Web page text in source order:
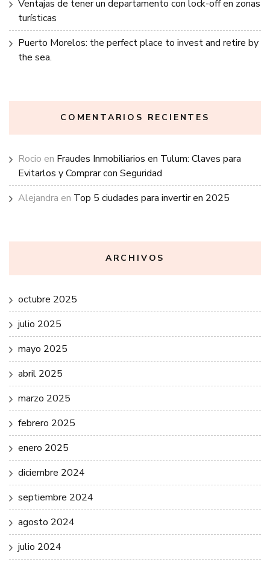
Ventajas de tener un departamento con lock-off en zonas
turísticas
Puerto Morelos: the perfect place to invest and retire by
the sea.
COMENTARIOS RECIENTES
Rocio en Fraudes Inmobiliarios en Tulum: Claves para
Evitarlos y Comprar con Seguridad
Alejandra en Top 5 ciudades para invertir en 2025
ARCHIVOS
octubre 2025
julio 2025
mayo 2025
abril 2025
marzo 2025
febrero 2025
enero 2025
diciembre 2024
septiembre 2024
agosto 2024
julio 2024